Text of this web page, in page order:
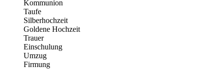
Kommunion
Taufe
Silberhochzeit
Goldene Hochzeit
Trauer
Einschulung
Umzug
Firmung